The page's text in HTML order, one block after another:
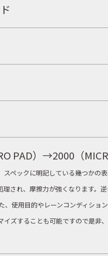
PAD）→2000（
ペックに明記している幾つかの
され、摩擦力が強くなります。
使用目的やレーンコンディショ
ズすることも可能ですので是非